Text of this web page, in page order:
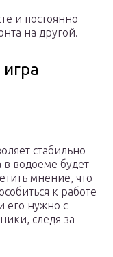
и постоянно
на другой.
стабильно
в водоеме будет
мнение, что
к работе
его нужно с
следя за